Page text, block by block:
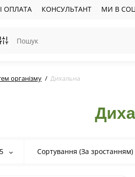
ОПЛАТА КОНСУЛЬТАНТ МИ В
організму Дихальна
Сортування (За зростанням)